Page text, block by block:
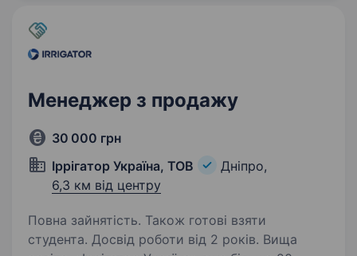
Менеджер з продажу
30 000 грн
Іррігатор Україна, ТОВ
Дніпро,
6,3 км від центру
Повна зайнятість. Також готові взяти
студента. Досвід роботи від 2 років. Вища